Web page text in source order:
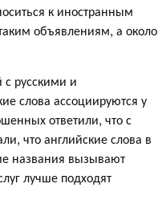
к иностранным
объявлениям, а около
русскими и
слова ассоциируются у
ответили, что с
что английские слова в
названия вызывают
лучше подходят